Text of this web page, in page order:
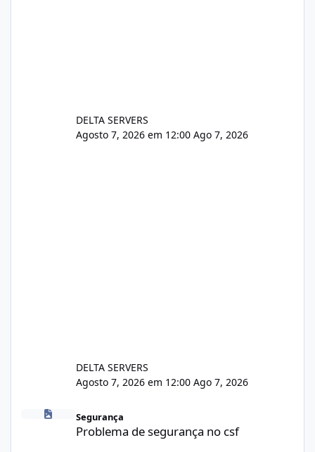
DELTA SERVERS
Agosto 7, 2026 em 12:00 Ago 7, 2026
DELTA SERVERS
Agosto 7, 2026 em 12:00 Ago 7, 2026
Problema de segurança no csf
Segurança
Problema de segurança no csf